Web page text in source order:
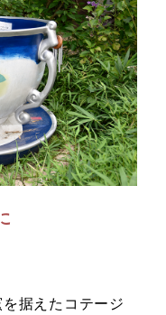
据えたコテージ